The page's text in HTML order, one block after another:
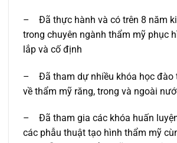
– Đã thực hành và có trên 8 năm
trong chuyên ngành thẩm mỹ phục
lắp và cố định
– Đã tham dự nhiều khóa học đào
về thẩm mỹ răng, trong và ngoài
– Đã tham gia các khóa huấn
các phẫu thuật tạo hình thẩm mỹ